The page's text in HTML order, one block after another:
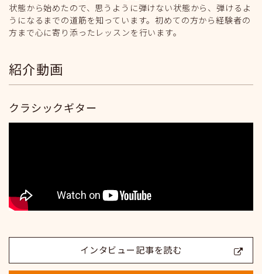
状態から始めたので、思うように弾けない状態から、弾けるよ
うになるまでの道筋を知っています。初めての方から経験者の
方まで心に寄り添ったレッスンを行います。
紹介動画
クラシックギター
インタビュー記事を読む